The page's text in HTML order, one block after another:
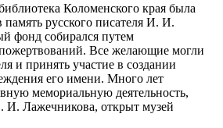
Коломенского края была
память русского писателя И. И.
фонд собирался путем
пожертвований. Все желающие могли
и принять участие в создании
его имени. Много лет
мемориальную деятельность,
И. Лажечникова, открыт музей